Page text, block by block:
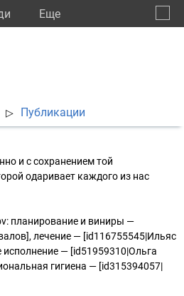
Eще
▷ Публикации
и с сохранением той
одаривает каждого из нас
планирование и виниры —
лечение — [id116755545|Ильяс
исполнение — [id51959310|Ольга
гигиена — [id315394057|